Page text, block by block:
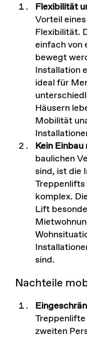
Flexibilität
Vorteil
Flexibilität.
einfach von
bewegt
Installation
ideal für
Häusern
Mobilität
Kein
baulichen
sind, ist die
komplex.
Lift
sind.
Nachteile
zweiten